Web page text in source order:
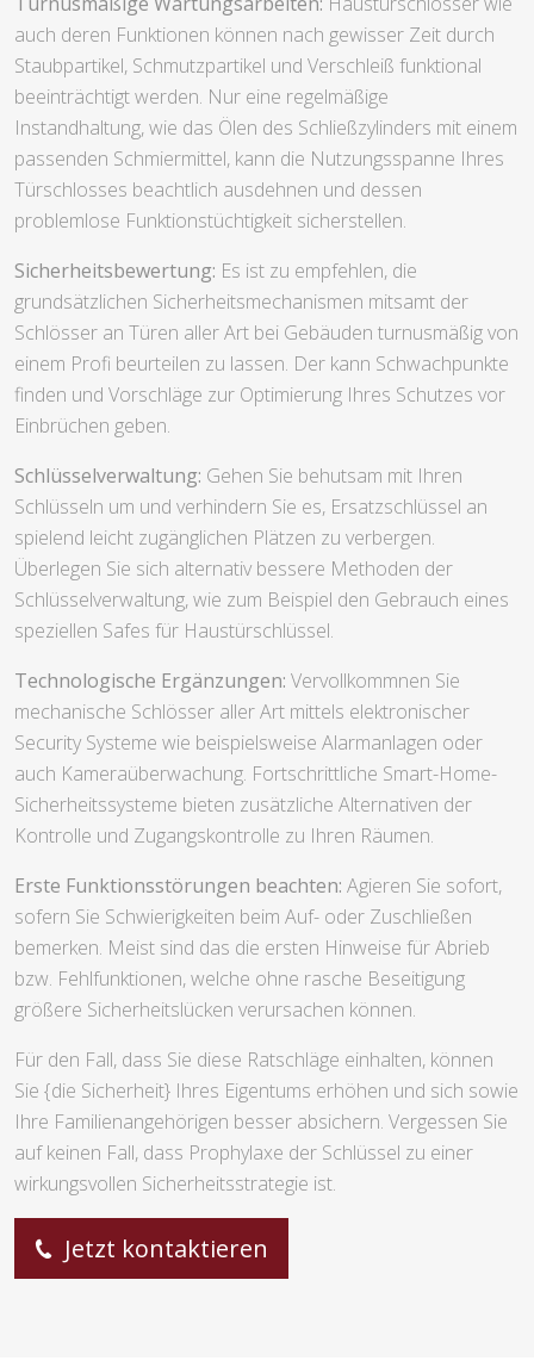
auch deren Funktionen können nach gewisser Zeit durch
Staubpartikel, Schmutzpartikel und Verschleiß funktional
beeinträchtigt werden. Nur eine regelmäßige
Instandhaltung, wie das Ölen des Schließzylinders mit einem
passenden Schmiermittel, kann die Nutzungsspanne Ihres
Türschlosses beachtlich ausdehnen und dessen
problemlose Funktionstüchtigkeit sicherstellen.
Sicherheitsbewertung: Es ist zu empfehlen, die
grundsätzlichen Sicherheitsmechanismen mitsamt der
Schlösser an Türen aller Art bei Gebäuden turnusmäßig von
einem Profi beurteilen zu lassen. Der kann Schwachpunkte
finden und Vorschläge zur Optimierung Ihres Schutzes vor
Einbrüchen geben.
Schlüsselverwaltung: Gehen Sie behutsam mit Ihren
Schlüsseln um und verhindern Sie es, Ersatzschlüssel an
spielend leicht zugänglichen Plätzen zu verbergen.
Überlegen Sie sich alternativ bessere Methoden der
Schlüsselverwaltung, wie zum Beispiel den Gebrauch eines
speziellen Safes für Haustürschlüssel.
Technologische Ergänzungen: Vervollkommnen Sie
mechanische Schlösser aller Art mittels elektronischer
Security Systeme wie beispielsweise Alarmanlagen oder
auch Kameraüberwachung. Fortschrittliche Smart-Home-
Sicherheitssysteme bieten zusätzliche Alternativen der
Kontrolle und Zugangskontrolle zu Ihren Räumen.
Erste Funktionsstörungen beachten: Agieren Sie sofort,
sofern Sie Schwierigkeiten beim Auf- oder Zuschließen
bemerken. Meist sind das die ersten Hinweise für Abrieb
bzw. Fehlfunktionen, welche ohne rasche Beseitigung
größere Sicherheitslücken verursachen können.
Für den Fall, dass Sie diese Ratschläge einhalten, können
Sie {die Sicherheit} Ihres Eigentums erhöhen und sich sowie
Ihre Familienangehörigen besser absichern. Vergessen Sie
auf keinen Fall, dass Prophylaxe der Schlüssel zu einer
wirkungsvollen Sicherheitsstrategie ist.
Jetzt kontaktieren